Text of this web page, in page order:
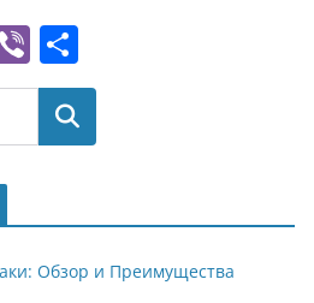
Vi
b
er
т
п
р
в
и
Поиск
Обзор и Преимущества